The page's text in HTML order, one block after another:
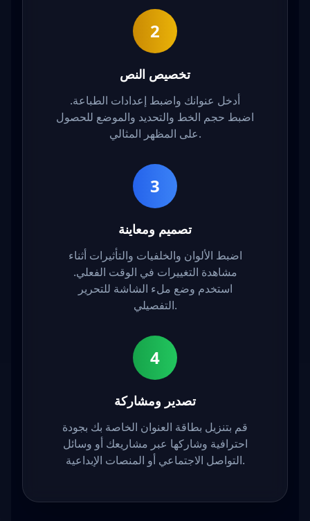
2
تخصيص النص
أدخل عنوانك واضبط إعدادات الطباعة.
اضبط حجم الخط والتحديد والموضع للحصول
على المظهر المثالي.
3
تصميم ومعاينة
اضبط الألوان والخلفيات والتأثيرات أثناء
مشاهدة التغييرات في الوقت الفعلي.
استخدم وضع ملء الشاشة للتحرير
التفصيلي.
4
تصدير ومشاركة
قم بتنزيل بطاقة العنوان الخاصة بك بجودة
احترافية وشاركها عبر مشاريعك أو وسائل
التواصل الاجتماعي أو المنصات الإبداعية.